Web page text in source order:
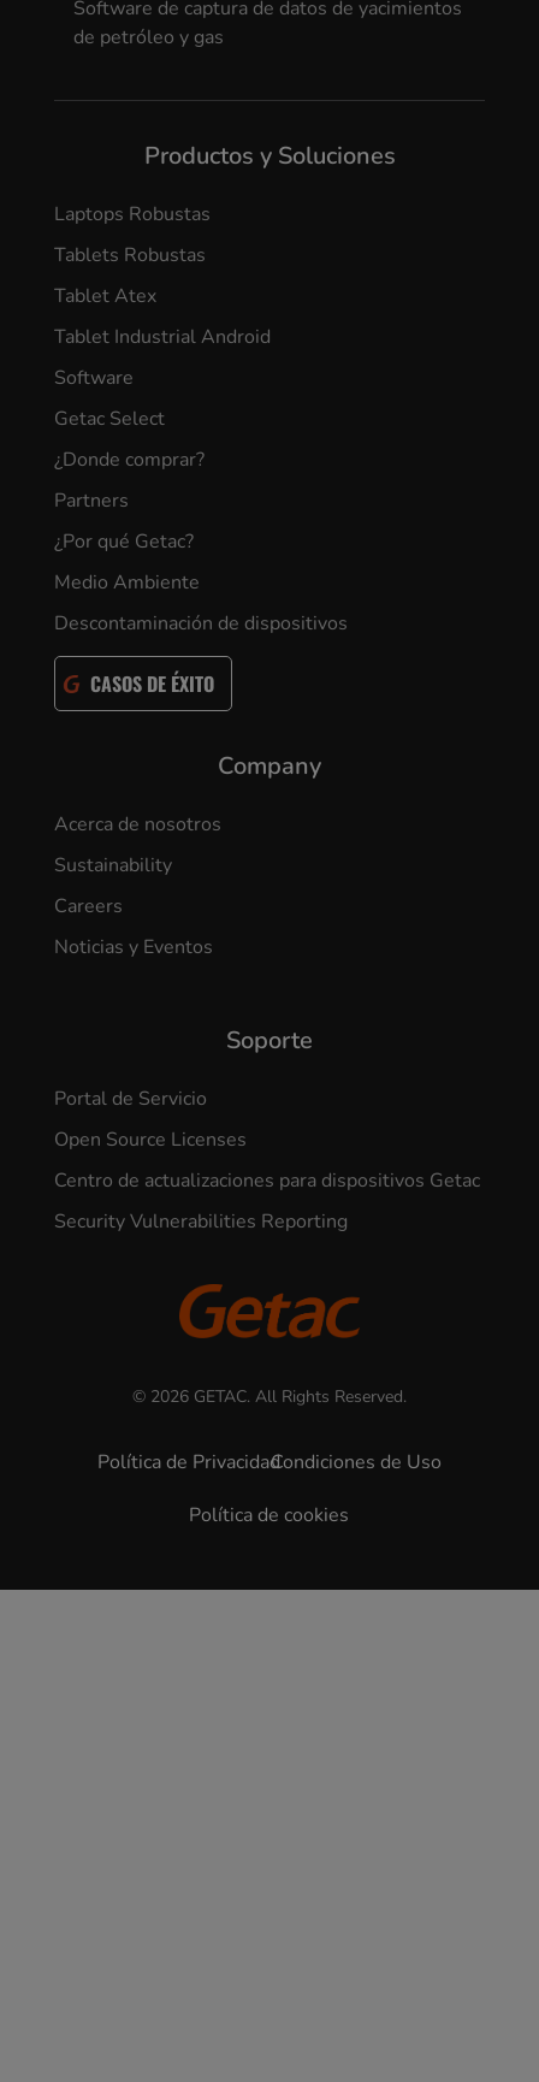
Software de captura de datos de yacimientos
de petróleo y gas
Productos y Soluciones
Laptops Robustas
Tablets Robustas
Tablet Atex
Tablet Industrial Android
Software
Getac Select
¿Donde comprar?
Partners
¿Por qué Getac?
Medio Ambiente
Descontaminación de dispositivos
CASOS DE ÉXITO
Company
Acerca de nosotros
Sustainability
Careers
Noticias y Eventos
Soporte
Portal de Servicio
Open Source Licenses
Centro de actualizaciones para dispositivos Getac
Security Vulnerabilities Reporting
© 2026 GETAC. All Rights Reserved.
Política de PrivacidadCondiciones de Uso
Política de cookies